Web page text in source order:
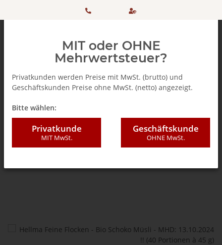
+ 49
506 98
einkaufen
SSL
MIT oder OHNE
Mehrwertsteuer?
Privatkunden werden Preise mit MwSt. (brutto) und
Geschäftskunden Preise ohne MwSt. (netto) angezeigt.
Bitte wählen:
Privatkunde
MIT MwSt.
Geschäftskunde
OHNE MwSt.